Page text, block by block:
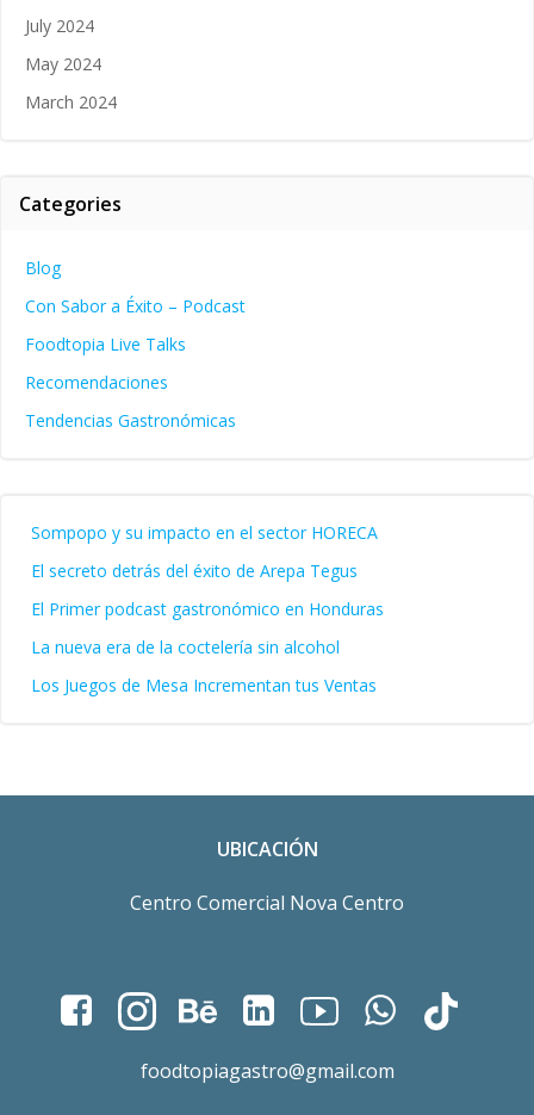
July 2024
May 2024
March 2024
Categories
Blog
Con Sabor a Éxito – Podcast
Foodtopia Live Talks
Recomendaciones
Tendencias Gastronómicas
Sompopo y su impacto en el sector HORECA
El secreto detrás del éxito de Arepa Tegus
El Primer podcast gastronómico en Honduras
La nueva era de la coctelería sin alcohol
Los Juegos de Mesa Incrementan tus Ventas
UBICACIÓN
Centro Comercial Nova Centro
foodtopiagastro@gmail.com